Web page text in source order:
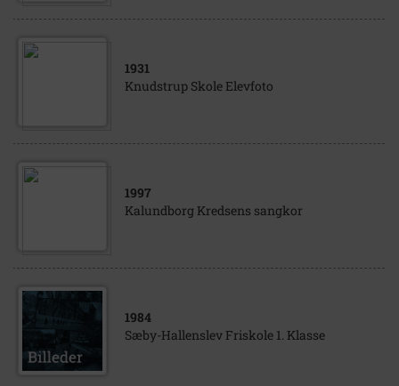
1931
Knudstrup Skole Elevfoto
1997
Kalundborg Kredsens sangkor
1984
Sæby-Hallenslev Friskole 1. Klasse